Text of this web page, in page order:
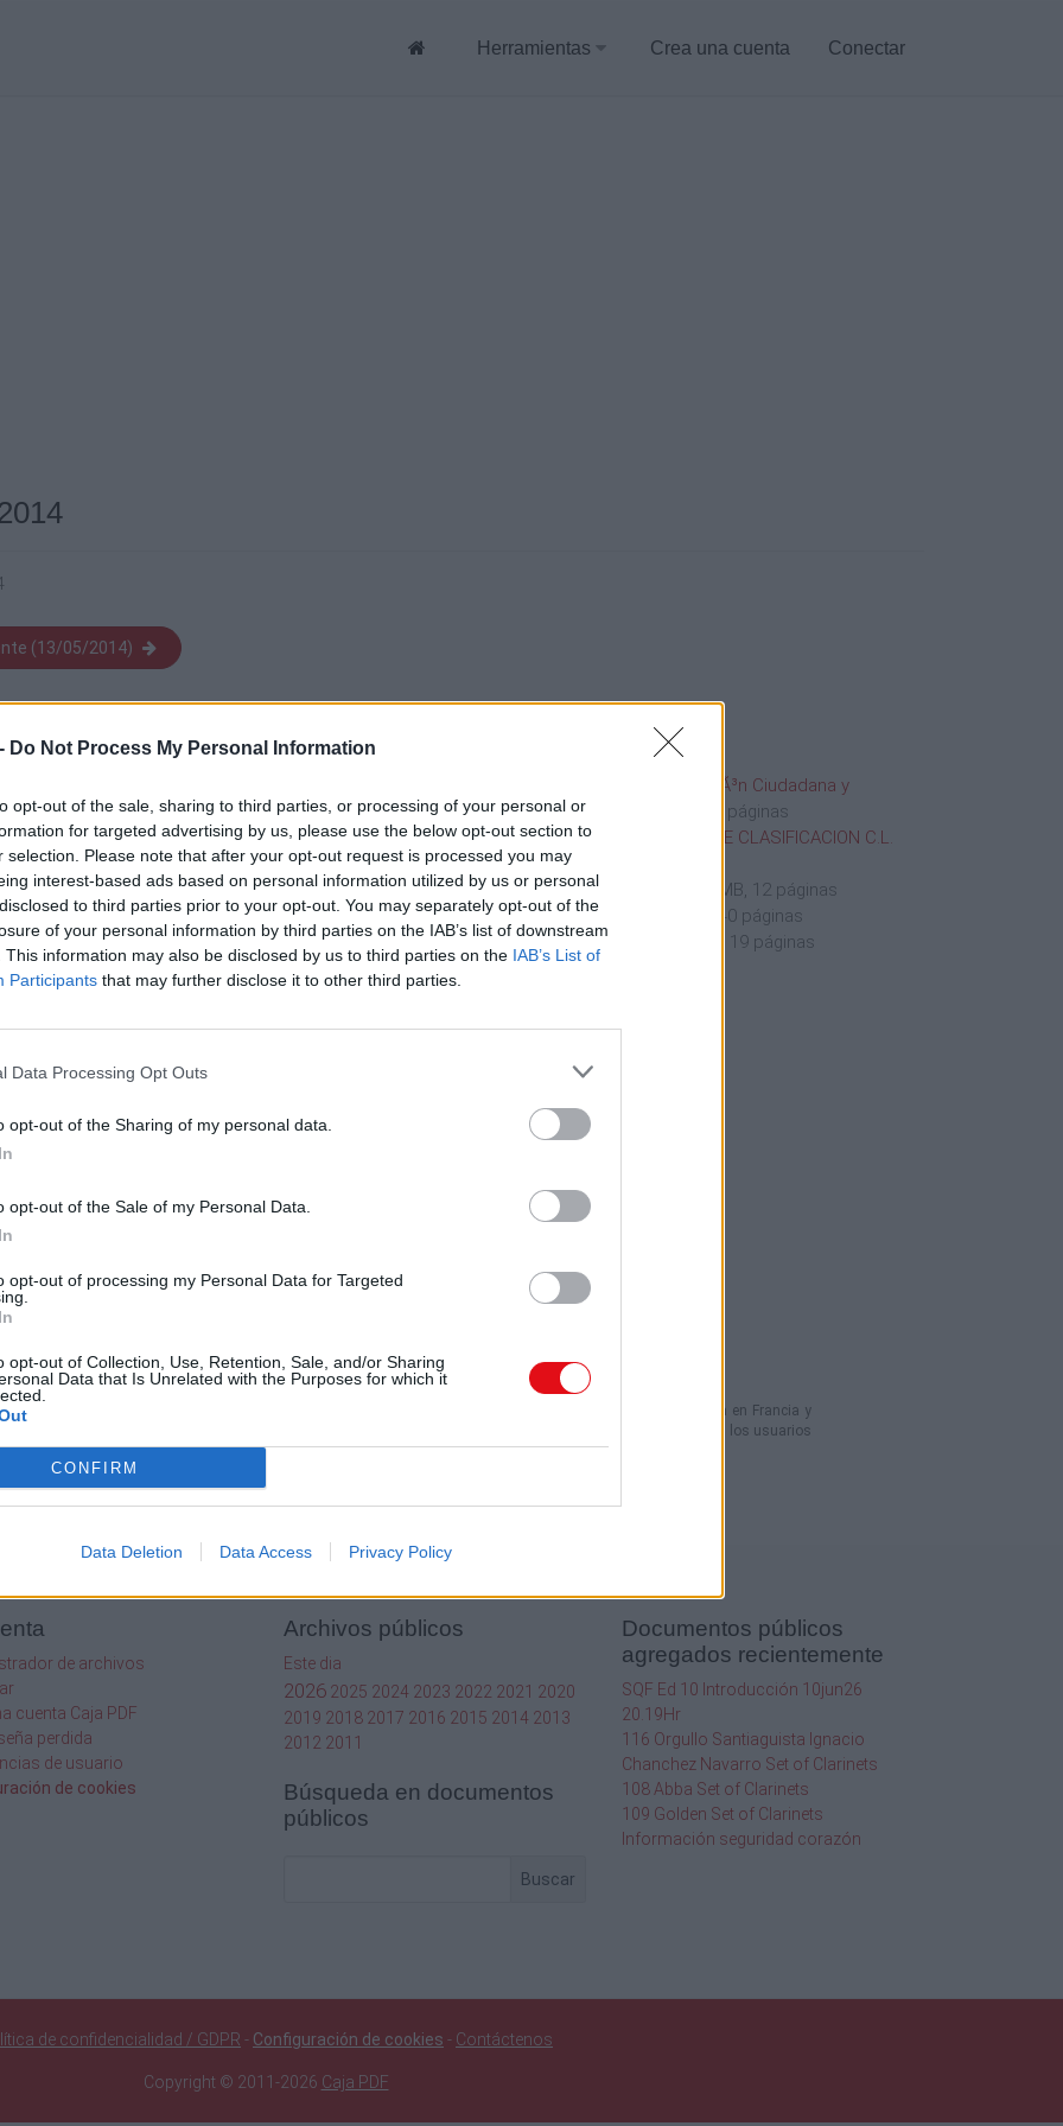
Do Not Process My Personal Information
opt-out of the sale, sharing to third parties, or processing of your personal or
for targeted advertising by us, please use the below opt-out section to
selection. Please note that after your opt-out request is processed you may
interest-based ads based on personal information utilized by us or personal
to third parties prior to your opt-out. You may separately opt-out of the
of your personal information by third parties on the IAB’s list of downstream
This information may also be disclosed by us to third parties on the IAB’s List of
Participants that may further disclose it to other third parties.
Data Processing Opt Outs
opt-out of the Sharing of my personal data.
opt-out of the Sale of my Personal Data.
opt-out of processing my Personal Data for Targeted
opt-out of Collection, Use, Retention, Sale, and/or Sharing
Data that Is Unrelated with the Purposes for which it
CONFIRM
Data Deletion Data Access Privacy Policy
Herramientas Crea una cuenta Conectar
(13/05/2014)
20140415 Acta CI ProtecciÃ³n Ciudadana y
Movilidad 09 04 15
36 KB, 4 páginas
CONVOCATORIA TORNEO DE CLASIFICACION C.L.
2014118 KB, 4 páginas
DOSIER RENO 2014 IPAD
4 MB, 12 páginas
folleto money final
13 MB, 40 páginas
informeFAMestrecho
4 MB, 19 páginas
por los usuarios del sitio.
es una plataforma de gestión de documentos en línea domiciliada en Francia y
y europeas. Al tener una función legal de intermediario técnico neutral, los contenidos compartidos por los usuarios
de archivos
cuenta Caja PDF
perdida
de usuario
de cookies
Archivos públicos
Este dia
2026 2025 2024 2023 2022 2021 2020
2019 2018 2017 2016 2015 2014 2013
2012 2011
Búsqueda en documentos
públicos
Buscar
Documentos públicos
agregados recientemente
SQF Ed 10 Introducción 10jun26
20.19Hr
116 Orgullo Santiaguista Ignacio
Chanchez Navarro Set of Clarinets
108 Abba Set of Clarinets
109 Golden Set of Clarinets
Información seguridad corazón
de confidencialidad / GDPR - Configuración de cookies - Contáctenos
Copyright © 2011-2026 Caja PDF